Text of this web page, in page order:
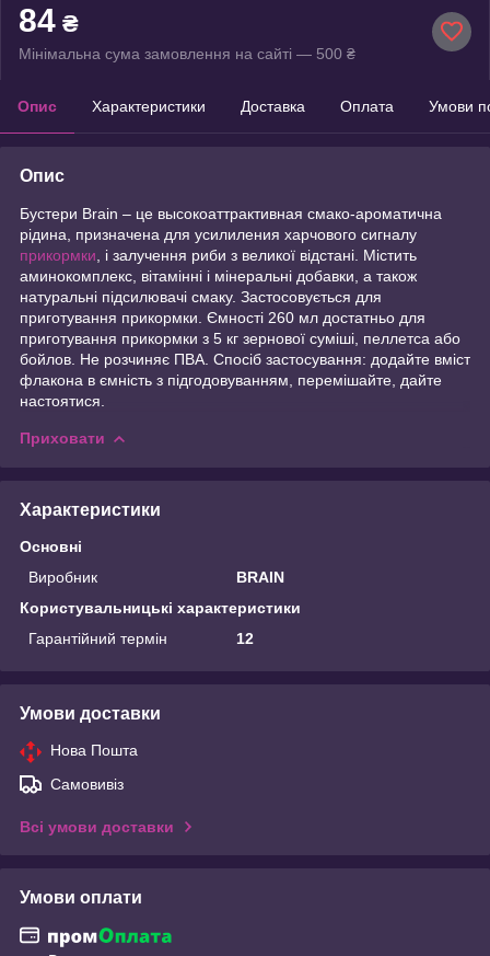
84 ₴
Мінімальна сума замовлення на сайті — 500 ₴
Опис Характеристики Доставка Оплата Умови
Опис
Бустери Brain – це высокоаттрактивная смако-ароматична
рідина, призначена для усилиления харчового сигналу
прикормки , і залучення риби з великої відстані. Містить
аминокомплекс, вітамінні і мінеральні добавки, а також
натуральні підсилювачі смаку. Застосовується для
приготування прикормки. Ємності 260 мл достатньо для
приготування прикормки з 5 кг зернової суміші, пеллетса або
бойлов. Не розчиняє ПВА. Спосіб застосування: додайте вміст
флакона в ємність з підгодовуванням, перемішайте, дайте
настоятися.
Приховати
Характеристики
Основні
Виробник
BRAIN
Користувальницькі характеристики
Гарантійний термін
12
Умови доставки
Нова Пошта
Самовивіз
Всі умови доставки
Умови оплати